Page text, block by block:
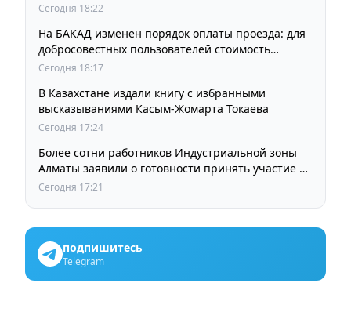
Сегодня 18:22
На БАКАД изменен порядок оплаты проезда: для
добросовестных пользователей стоимость
остается прежней
Сегодня 18:17
В Казахстане издали книгу с избранными
высказываниями Касым-Жомарта Токаева
Сегодня 17:24
Более сотни работников Индустриальной зоны
Алматы заявили о готовности принять участие в
выборах членов Курылтая
Сегодня 17:21
подпишитесь
Telegram